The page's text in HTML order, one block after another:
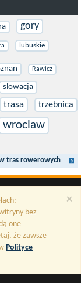
gory
lubuskie
Rawicz
slowacja
trasa trzebnica
wroclaw
tras rowerowych
×
bez
one
że zawsze
Polityce